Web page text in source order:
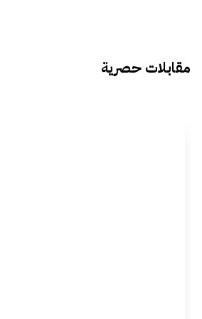
مقابلات حصرية